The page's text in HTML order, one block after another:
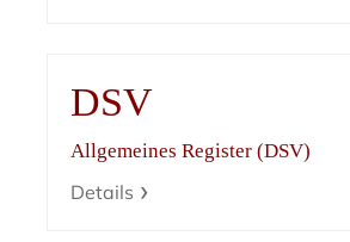
DSV
Allgemeines Register (DSV)
Details